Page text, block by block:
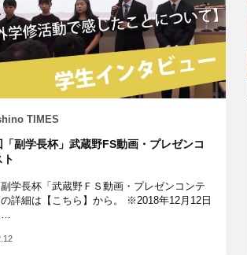
TIMES
「副学長杯」武蔵野FS動画・プレゼンコ
ト
学長杯「武蔵野ＦＳ動画・プレゼンコンテ
詳細は【こちら】から。 ※2018年12月12日